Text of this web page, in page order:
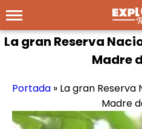
La gran Reserva
Madre
Portada» La gran
Madre